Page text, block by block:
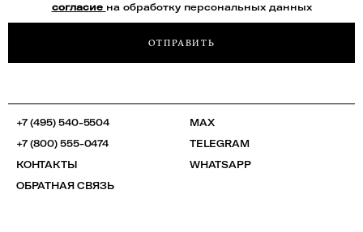
согласие на обработку персональных данных
ОТПРАВИТЬ
+7 (495) 540-5504
+7 (800) 555-0474
КОНТАКТЫ
ОБРАТНАЯ СВЯЗЬ
MAX
TELEGRAM
WHATSAPP